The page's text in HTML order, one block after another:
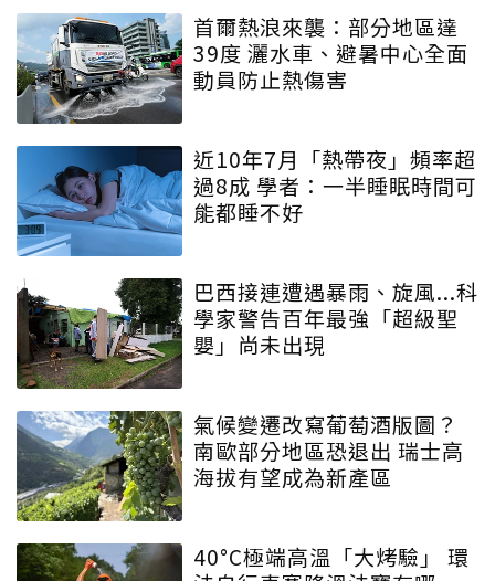
首爾熱浪來襲：部分地區達
39度 灑水車、避暑中心全面
動員防止熱傷害
近10年7月「熱帶夜」頻率超
過8成 學者：一半睡眠時間可
能都睡不好
巴西接連遭遇暴雨、旋風...科
學家警告百年最強「超級聖
嬰」尚未出現
氣候變遷改寫葡萄酒版圖？
南歐部分地區恐退出 瑞士高
海拔有望成為新產區
40°C極端高溫「大烤驗」 環